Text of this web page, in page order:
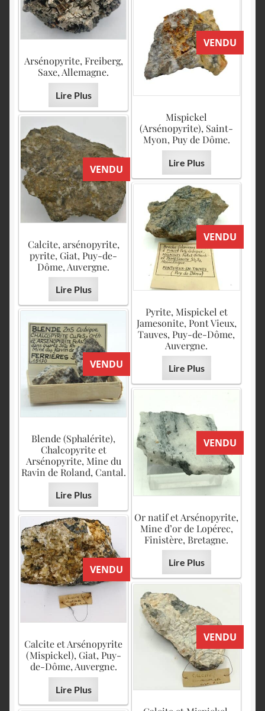
Arsénopyrite, Freiberg,
Saxe, Allemagne.
Lire Plus
VENDU
Mispickel
(Arsénopyrite), Saint-
Myon, Puy de Dôme.
Lire Plus
VENDU
Calcite, arsénopyrite,
pyrite, Giat, Puy-de-
Dôme, Auvergne.
Lire Plus
VENDU
Pyrite, Mispickel et
Jamesonite, Pont Vieux,
Tauves, Puy-de-Dôme,
Auvergne.
Lire Plus
VENDU
Blende (Sphalérite),
Chalcopyrite et
Arsénopyrite, Mine du
Ravin de Roland, Cantal.
Lire Plus
VENDU
Or natif et Arsénopyrite,
Mine d’or de Lopérec,
Finistère, Bretagne.
Lire Plus
VENDU
Calcite et Arsénopyrite
(Mispickel), Giat, Puy-
de-Dôme, Auvergne.
Lire Plus
VENDU